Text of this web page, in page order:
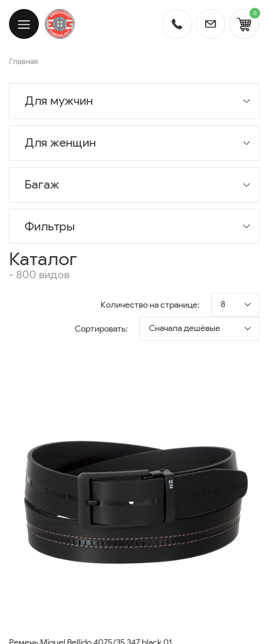
0
Главная
Для мужчин
Для женщин
Багаж
Фильтры
Каталог
- 800 видов
Количество на странице: 8
Сортировать: Сначала дешёвые